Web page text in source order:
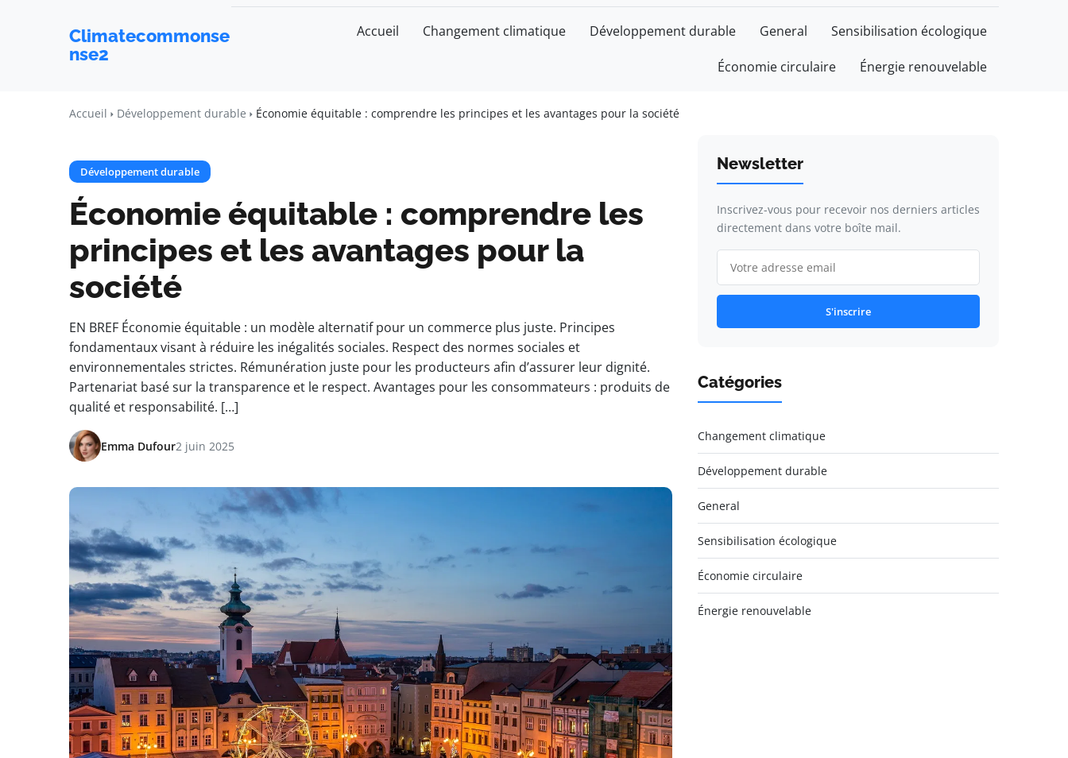
Climatecommonse
nse2
Accueil Changement climatique Développement durable General Sensibilisation écologique
Économie circulaire Énergie renouvelable
Accueil Développement durable Économie équitable : comprendre les principes et les avantages pour la société
Développement durable
Économie équitable : comprendre les
principes et les avantages pour la
société
EN BREF Économie équitable : un modèle alternatif pour un commerce plus juste. Principes
fondamentaux visant à réduire les inégalités sociales. Respect des normes sociales et
environnementales strictes. Rémunération juste pour les producteurs afin d’assurer leur dignité.
Partenariat basé sur la transparence et le respect. Avantages pour les consommateurs : produits de
qualité et responsabilité. […]
Emma Dufour2 juin 2025
Newsletter
Inscrivez-vous pour recevoir nos derniers articles
directement dans votre boîte mail.
S'inscrire
Catégories
Changement climatique
Développement durable
General
Sensibilisation écologique
Économie circulaire
Énergie renouvelable